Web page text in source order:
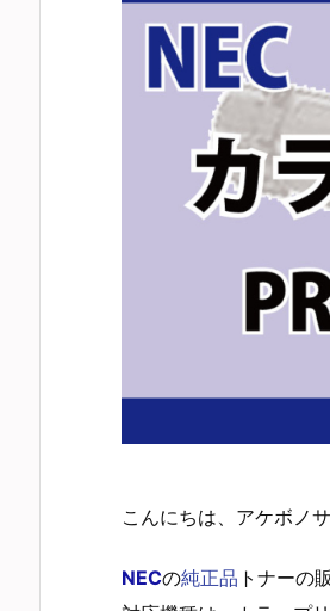
こんにちは、アケボノ
NECの純正品 トナーの